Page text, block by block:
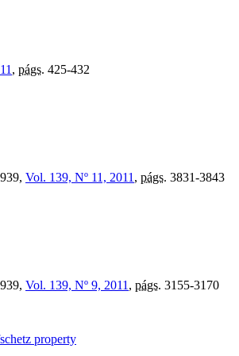
, págs. 425-432
Vol. 139, Nº 11, 2011 , págs. 3831-3843
Vol. 139, Nº 9, 2011 , págs. 3155-3170
property